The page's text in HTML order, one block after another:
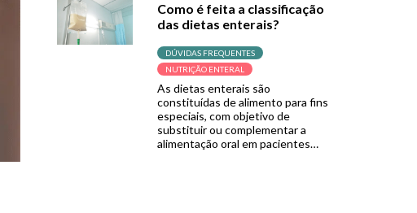
à ideia de doença como o
ambiente hospitalar,
uma melhor qualidade de vida e […]
Como é feita a classificação
das dietas enterais?
DÚVIDAS FREQUENTES
NUTRIÇÃO ENTERAL
As dietas enterais são
constituídas de alimento para fins
especiais, com objetivo de
substituir ou complementar a
alimentação oral em pacientes